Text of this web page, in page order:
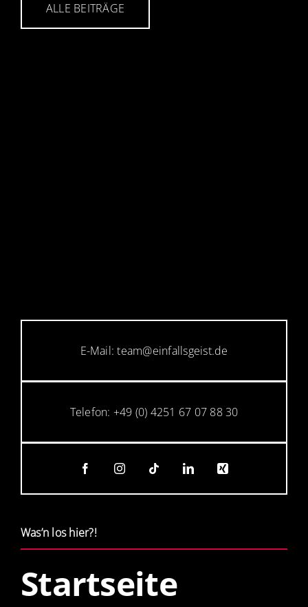
ALLE BEITRÄGE
E-Mail: team@einfallsgeist.de
Telefon: +49 (0) 4251 67 07 88 30
Was’n los hier?!
Startseite